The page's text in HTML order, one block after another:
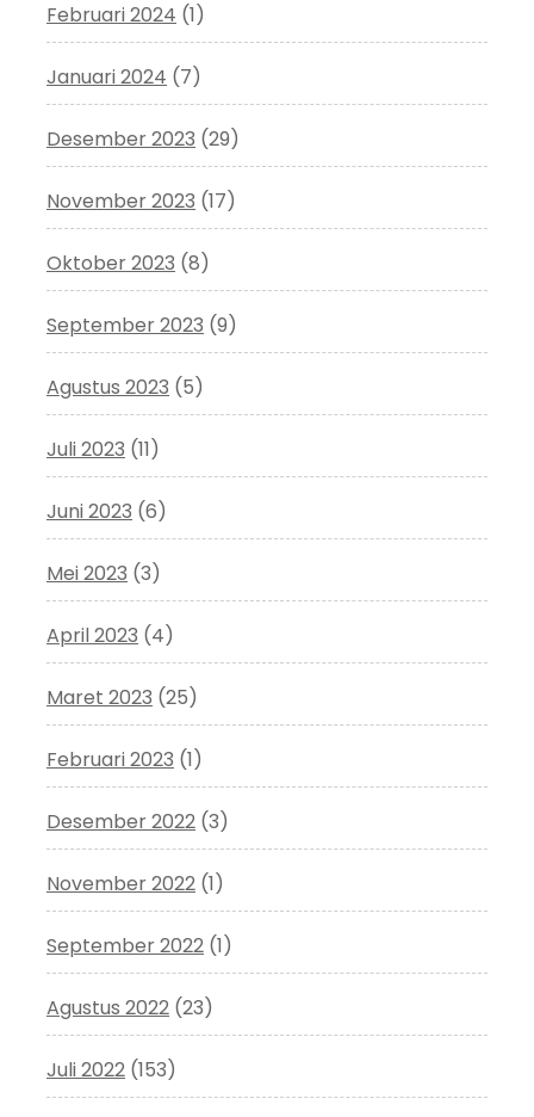
Februari 2024 (1)
Januari 2024 (7)
Desember 2023 (29)
November 2023 (17)
Oktober 2023 (8)
September 2023 (9)
Agustus 2023 (5)
Juli 2023 (11)
Juni 2023 (6)
Mei 2023 (3)
April 2023 (4)
Maret 2023 (25)
Februari 2023 (1)
Desember 2022 (3)
November 2022 (1)
September 2022 (1)
Agustus 2022 (23)
Juli 2022 (153)